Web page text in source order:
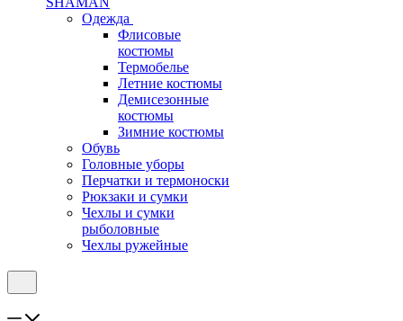
Одежда
Флисовые
костюмы
Термобелье
Летние костюмы
Демисезонные
костюмы
Зимние костюмы
Обувь
Головные уборы
Перчатки и термоноски
Рюкзаки и сумки
Чехлы и сумки
рыболовные
Чехлы ружейные